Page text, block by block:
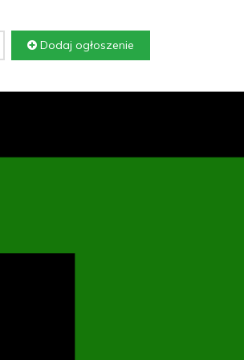
Dodaj ogłoszenie